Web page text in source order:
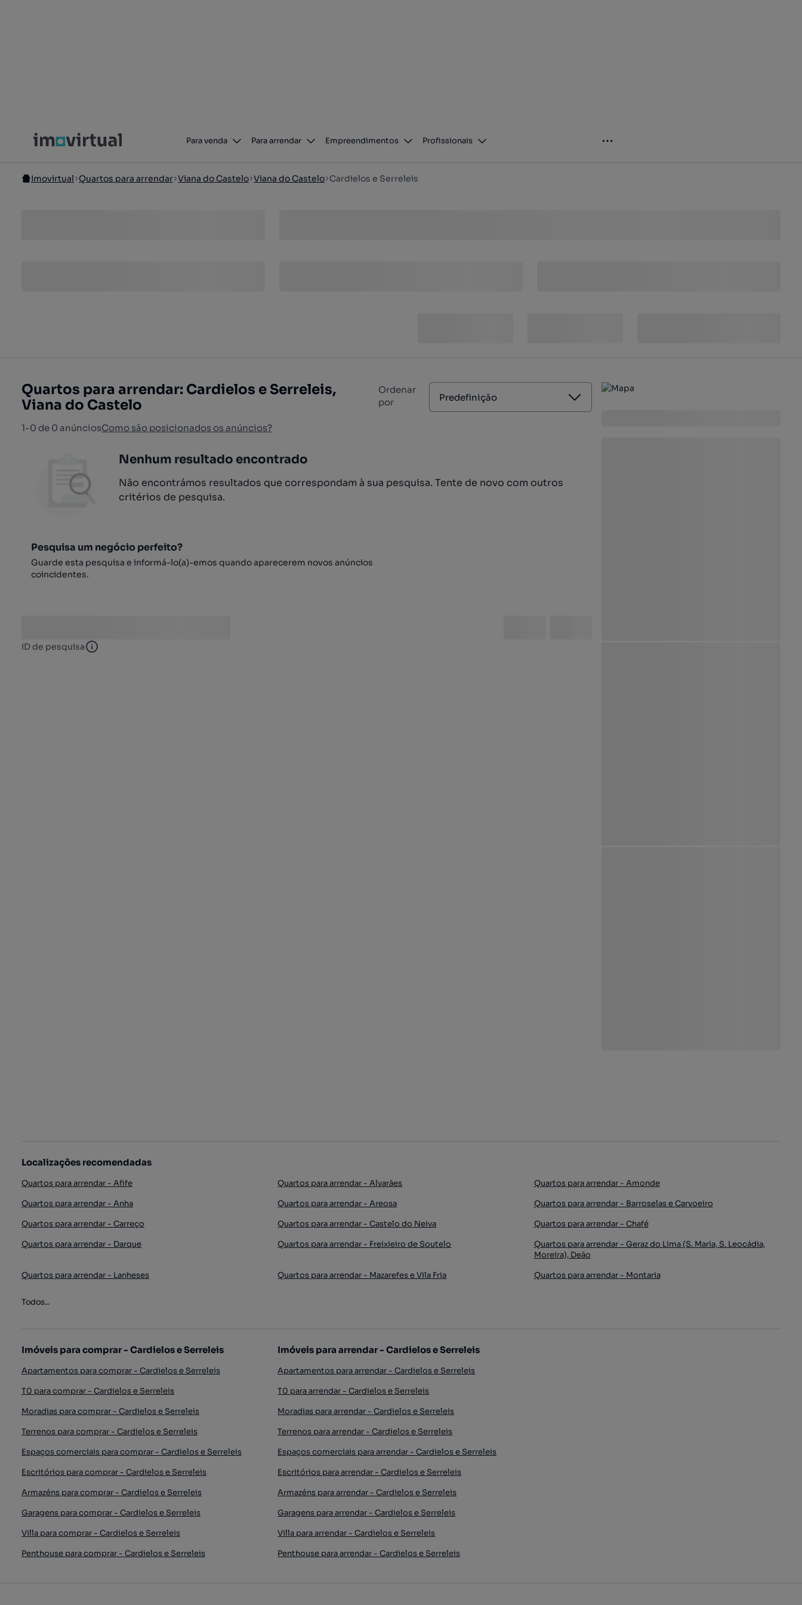
Para venda Para arrendar Empreendimentos Profissionais
Imovirtual Quartos para arrendar Viana do Castelo Viana do Castelo Cardielos e Serreleis
Quartos para arrendar: Cardielos e Serreleis,
Viana do Castelo
1-0 de 0 anúnciosComo são posicionados os anúncios?
Ordenar
por
Predefinição
Nenhum resultado encontrado
Não encontrámos resultados que correspondam à sua pesquisa. Tente de novo com outros
critérios de pesquisa.
Pesquisa um negócio perfeito?
Guarde esta pesquisa e informá-lo(a)-emos quando aparecerem novos anúncios
coincidentes.
ID de pesquisa ID de pesquisa
Localizações recomendadas
Quartos para arrendar - Afife Quartos para arrendar - Alvarães
Quartos para arrendar - Amonde
Quartos para arrendar - Anha
Quartos para arrendar - Areosa
Quartos para arrendar - Barroselas e Carvoeiro
Quartos para arrendar - Carreço
Quartos para arrendar - Castelo do Neiva
Quartos para arrendar - Chafé
Quartos para arrendar - Darque
Quartos para arrendar - Freixieiro de Soutelo
Quartos para arrendar - Geraz do Lima (S. Maria, S. Leocádia,
Moreira), Deão
Quartos para arrendar - Lanheses
Quartos para arrendar - Mazarefes e Vila Fria Quartos para arrendar - Montaria
Todos...
Imóveis para comprar - Cardielos e Serreleis
Apartamentos para comprar - Cardielos e Serreleis
T0 para comprar - Cardielos e Serreleis
Moradias para comprar - Cardielos e Serreleis
Terrenos para comprar - Cardielos e Serreleis
Espaços comerciais para comprar - Cardielos e Serreleis
Escritórios para comprar - Cardielos e Serreleis
Armazéns para comprar - Cardielos e Serreleis
Garagens para comprar - Cardielos e Serreleis
Villa para comprar - Cardielos e Serreleis
Penthouse para comprar - Cardielos e Serreleis
Imóveis para arrendar - Cardielos e Serreleis
Apartamentos para arrendar - Cardielos e Serreleis
T0 para arrendar - Cardielos e Serreleis
Moradias para arrendar - Cardielos e Serreleis
Terrenos para arrendar - Cardielos e Serreleis
Espaços comerciais para arrendar - Cardielos e Serreleis
Escritórios para arrendar - Cardielos e Serreleis
Armazéns para arrendar - Cardielos e Serreleis
Garagens para arrendar - Cardielos e Serreleis
Villa para arrendar - Cardielos e Serreleis
Penthouse para arrendar - Cardielos e Serreleis